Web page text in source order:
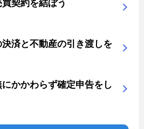
契約を結ぼう
済と不動産の引き渡しを
かかわらず確定申告をし